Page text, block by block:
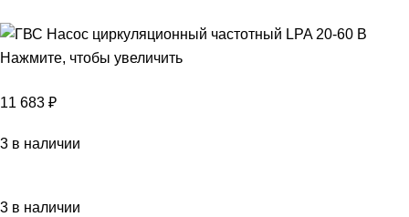
Нажмите, чтобы увеличить
11 683 ₽
3 в наличии
3 в наличии